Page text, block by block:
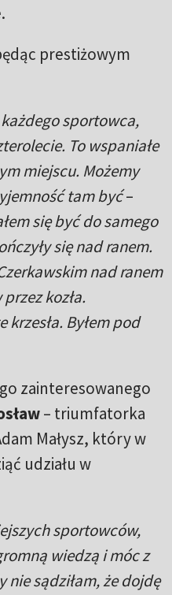
prestiżowym
sportowca,
To wspaniałe
miejscu. Możemy
tam być–
się być do samego
się nad ranem.
nad ranem
kozła.
Byłem pod
zainteresowanego
– triumfatorka
Małysz, który w
udziału w
sportowców,
wiedzą i móc z
sądziłam, że dojdę